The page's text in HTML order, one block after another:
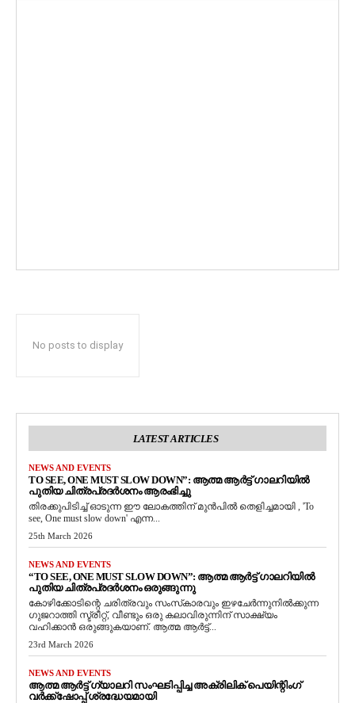
No posts to display
LATEST ARTICLES
NEWS AND EVENTS
TO SEE, ONE MUST SLOW DOWN”: ആത്മ ആർട്ട് ഗാലറിയിൽ
പുതിയ ചിത്രപ്രദർശനം ആരംഭിച്ചു
തിരക്കുപിടിച്ച് ഓടുന്ന ഈ ലോകത്തിന് മുൻപിൽ തെളിച്ചമായി , 'To
see, One must slow down' എന്ന...
25th March 2026
NEWS AND EVENTS
“TO SEE, ONE MUST SLOW DOWN”: ആത്മ ആർട്ട് ഗാലറിയിൽ
പുതിയ ചിത്രപ്രദർശനം ഒരുങ്ങുന്നു
കോഴിക്കോടിന്റെ ചരിത്രവും സംസ്‌കാരവും ഇഴചേർന്നുനിൽക്കുന്ന
ഗുജറാത്തി സ്ട്രീറ്റ്, വീണ്ടും ഒരു കലാവിരുന്നിന് സാക്ഷ്യം
വഹിക്കാൻ ഒരുങ്ങുകയാണ്. ആത്മ ആർട്ട്...
23rd March 2026
NEWS AND EVENTS
ആത്മ ആർട്ട് ഗ്യാലറി സംഘടിപ്പിച്ച അക്രിലിക് പെയിന്റിംഗ്
വർക്ക്‌ഷോപ്പ് ശ്രദ്ധേയമായി